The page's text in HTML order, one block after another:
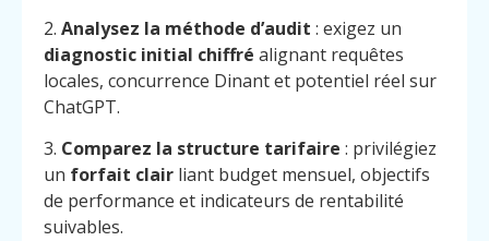
2. Analysez la méthode d’audit : exigez un
diagnostic initial chiffré alignant requêtes
locales, concurrence Dinant et potentiel réel sur
ChatGPT.
3. Comparez la structure tarifaire : privilégiez
un forfait clair liant budget mensuel, objectifs
de performance et indicateurs de rentabilité
suivables.